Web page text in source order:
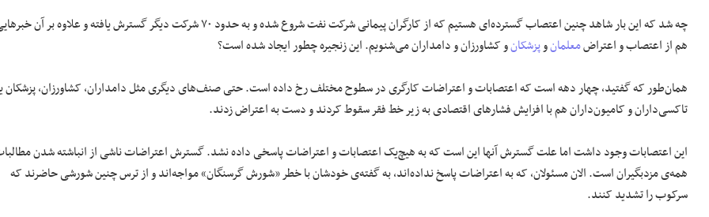
چه شد که این بار شاهد چنین اعتصاب گسترده‌ای هستیم که از کارگران پیمانی شرکت نفت شروع شده و به حدود ۷۰ شرکت دیگر گسترش یافته و علاوه بر آن
هم از اعتصاب و اعتراضمعلمانوپزشکانو کشاورزان و دامداران می‌شنویم. این زنجیره چطور ایجاد شده است؟
همان‌طور که گفتید، چهار دهه است که اعتصابات و اعتراضات کارگری در سطوح مختلف رخ داده است. حتی صنف‌های دیگری مثل دامداران، کشاورزان، پزشکان
تاکسی‌داران و کامیون‌داران هم با افزایش فشار‌های اقتصادی به زیر خط فقر سقوط کردند و دست به اعتراض زدند.
این اعتصابات وجود داشت اما علت گسترش آنها این‌ است که به هیچ‌یک اعتصابات و اعتراضات پاسخی داده نشد. گسترش اعتراضات ناشی از انباشته شدن
همه‌ی مزدبگیران است. الان مسئولان، که به اعتراضات پاسخ نداده‌اند، به گفته‌ی خودشان با خطر «شورش گرسنگان» مواجه‌اند و از ترس چنین شورشی حاضرند که
سرکوب را تشدید کنند.